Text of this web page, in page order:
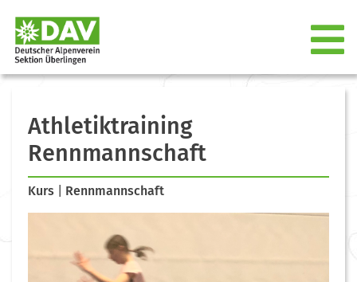
Athletiktraining
Rennmannschaft
Kurs Rennmannschaft